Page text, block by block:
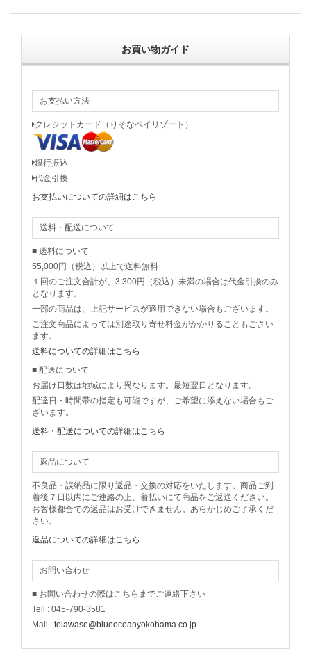
お買い物ガイド
お支払い方法
クレジットカード（りそなペイリゾート）
銀行振込
代金引換
お支払いについての詳細はこちら
送料・配送について
■ 送料について
55,000円（税込）以上で送料無料
１回のご注文合計が、3,300円（税込）未満の場合は代金引換のみ
となります。
一部の商品は、上記サービスが適用できない場合もございます。
ご注文商品によっては別途取り寄せ料金がかかりることもござい
ます。
送料についての詳細はこちら
■ 配送について
お届け日数は地域により異なります。最短翌日となります。
配達日・時間帯の指定も可能ですが、ご希望に添えない場合もご
ざいます。
送料・配送についての詳細はこちら
返品について
不良品・誤納品に限り返品・交換の対応をいたします。商品ご到
着後７日以内にご連絡の上、着払いにて商品をご返送ください。
お客様都合での返品はお受けできません。あらかじめご了承くだ
さい。
返品についての詳細はこちら
お問い合わせ
■ お問い合わせの際はこちらまでご連絡下さい
Tell : 045-790-3581
Mail : toiawase@blueoceanyokohama.co.jp